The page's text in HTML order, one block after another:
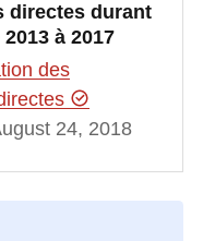
directes durant
à 2017
des
24, 2018